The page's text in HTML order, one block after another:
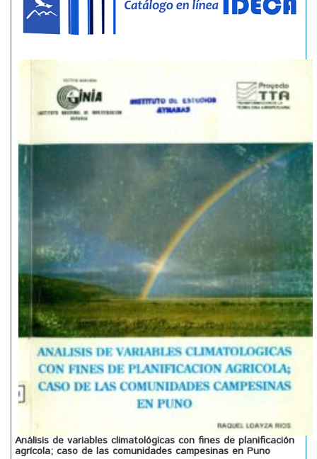
Análisis de variables climatológicas con fines de planificación
agrícola; caso de las comunidades campesinas en Puno